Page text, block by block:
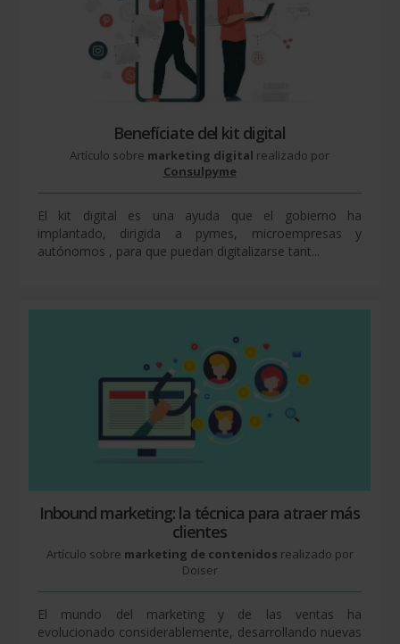
Benefíciate del kit digital
Artículo sobre marketing digital realizado por
Consulpyme
El kit digital es una ayuda que el gobierno ha
implantado, dirigida a pymes, microempresas y
autónomos , para que puedan digitalizarse tant...
Inbound marketing: la técnica para atraer más
clientes
Artículo sobre marketing de contenidos realizado por
Doiser
El mundo del marketing y de las ventas ha
evolucionado considerablemente, desarrollando nuevas